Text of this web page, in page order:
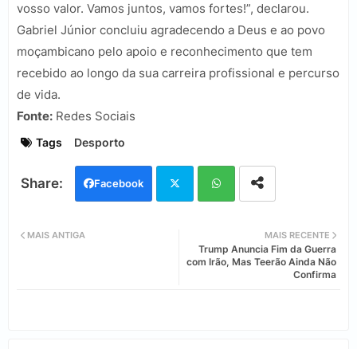
vosso valor. Vamos juntos, vamos fortes!”, declarou.
Gabriel Júnior concluiu agradecendo a Deus e ao povo
moçambicano pelo apoio e reconhecimento que tem
recebido ao longo da sua carreira profissional e percurso
de vida.
Fonte: Redes Sociais
Tags Desporto
Facebook
ats
MAIS RECENTE
Trump Anuncia Fim da Guerra
com Irão, Mas Teerão Ainda Não
Confirma
MAIS ANTIGA